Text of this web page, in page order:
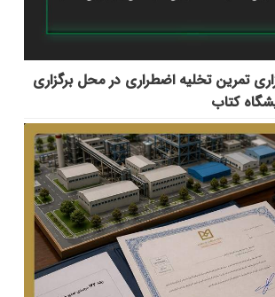
تمرین تخلیه اضطراری در محل برگزاری
کتاب